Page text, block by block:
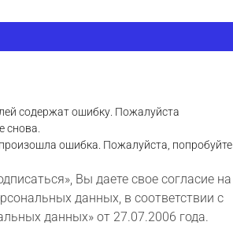
содержат ошибку. Пожалуйста
снова.
ошибка. Пожалуйста, попробуйте
Вы даете свое согласие на
данных, в соответствии с
данных» от 27.07.2006 года.